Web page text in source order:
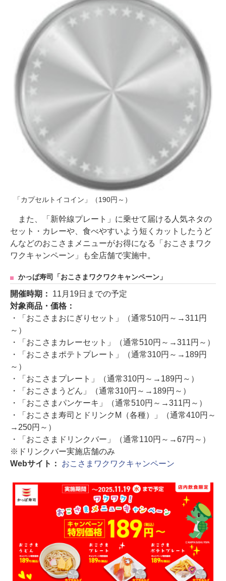
「カプセルトイコイン」（190円～）
また、「新幹線プレート」に乗せて届ける人気ネタの
セット・カレーや、食べやすいよう短くカットしたうど
んなどのおこさまメニューがお得になる「おこさまワク
ワクキャンペーン」も全店舗で実施中。
かっぱ寿司「おこさまワクワクキャンペーン」
開催時期： 11月19日までの予定
対象商品・価格：
・「おこさまおにぎりセット」（通常510円～→311円
～）
・「おこさまカレーセット」（通常510円～→311円～）
・「おこさまポテトプレート」（通常310円～→189円
～）
・「おこさまプレート」（通常310円～→189円～）
・「おこさまうどん」（通常310円～→189円～）
・「おこさまパンケーキ」（通常510円～→311円～）
・「おこさま寿司とドリンクM（各種）」（通常410円～
→250円～）
・「おこさまドリンクバー」（通常110円～→67円～）
※ドリンクバー実施店舗のみ
Webサイト： おこさまワクワクキャンペーン